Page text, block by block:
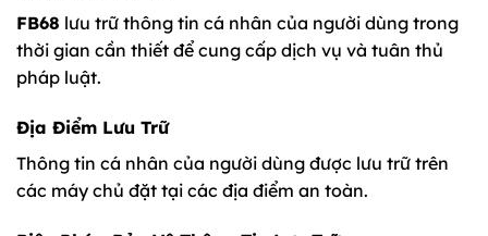
FB68 lưu trữ thông tin cá nhân của người dùng trong
thời gian cần thiết để cung cấp dịch vụ và tuân thủ
pháp luật.
Địa Điểm Lưu Trữ
Thông tin cá nhân của người dùng được lưu trữ trên
các máy chủ đặt tại các địa điểm an toàn.